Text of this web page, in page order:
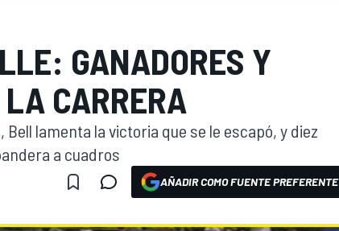
GANADORES Y
LA CARRERA
lamenta la victoria que se le escapó, y diez
a cuadros
AÑADIR COMO FUENTE PREFERENTE